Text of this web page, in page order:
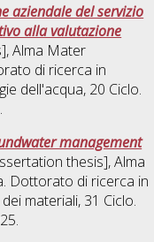
aziendale del servizio
alla valutazione
Alma Mater
di ricerca in
dell'acqua, 20 Ciclo.
management
thesis], Alma
Dottorato di ricerca in
materiali, 31 Ciclo.